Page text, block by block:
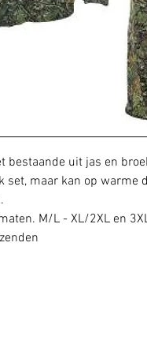
bestaande uit jas en
set, maar kan op warme
M/L - XL/2XL en